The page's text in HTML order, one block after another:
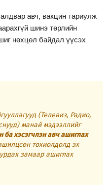
авч, вакцин тариулж
шинэ төрлийн
нөхцөл байдал үүсэх
(Телевиз, Радио,
манай мэдээллийг
ба хэсэгчлэн авч ашиглах
тохиолдолд эх
замаар ашиглах